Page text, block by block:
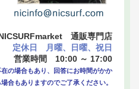
通販専門店
定休日 月曜、日曜、祝日
営業時間 10:00 ～ 17:00
の場合もあり、回答にお時間がかか
場合もありますのでご了承ください。